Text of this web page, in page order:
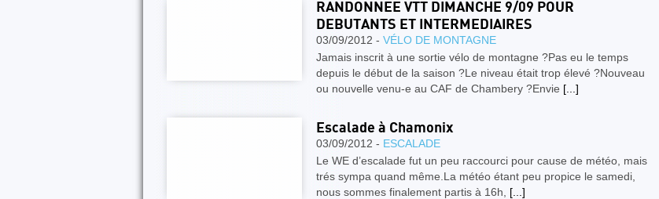
RANDONNEE VTT DIMANCHE 9/09 POUR
DEBUTANTS ET INTERMEDIAIRES
03/09/2012 - VÉLO DE MONTAGNE
Jamais inscrit à une sortie vélo de montagne ?Pas eu le temps
depuis le début de la saison ?Le niveau était trop élevé ?Nouveau
ou nouvelle venu-e au CAF de Chambery ?Envie [...]
Escalade à Chamonix
03/09/2012 - ESCALADE
Le WE d’escalade fut un peu raccourci pour cause de météo, mais
trés sympa quand même.La météo étant peu propice le samedi,
nous sommes finalement partis à 16h, [...]